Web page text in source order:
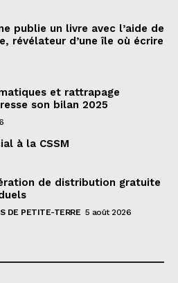
publie un livre avec l’aide de
révélateur d’une île où écrire
et rattrapage
son bilan 2025
à la CSSM
de distribution gratuite
DE PETITE-TERRE 5 août 2026